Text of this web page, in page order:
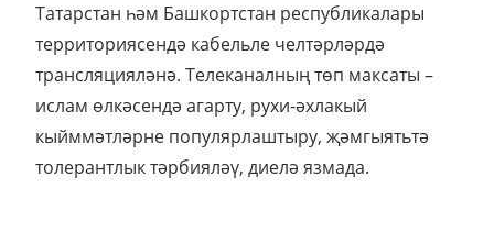
Татарстан һәм Башкортстан республикалары
территориясендә кабельле челтәрләрдә
трансляцияләнә. Телеканалның төп максаты –
ислам өлкәсендә агарту, рухи-әхлакый
кыйммәтләрне популярлаштыру, җәмгыятьтә
толерантлык тәрбияләү, диелә язмада.